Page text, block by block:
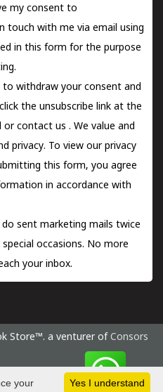
my consent to
touch with me via email using
in this form for the purpose
to withdraw your consent and
the unsubscribe link at the
orcontact us . We value and
privacy. To view our privacy
this form, you agree
in accordance with
do sent marketing mails twice
occasions. No more
your inbox.
Store™. a venturer of Consors
8 August, 2026 IST
Yes I understand
your